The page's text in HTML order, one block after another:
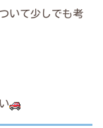
いて少しでも考